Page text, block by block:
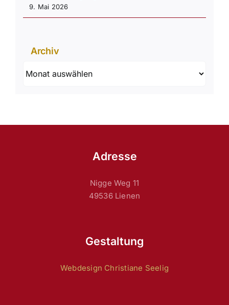
9. Mai 2026
Archiv
Adresse
Nigge Weg 11
49536 Lienen
Gestaltung
Webdesign Christiane Seelig